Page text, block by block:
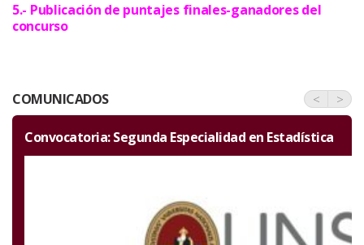
5.- Publicación de puntajes finales-ganadores del
concurso
COMUNICADOS < >
Invitación por el aniversario de la Facultad de
Ciencias Naturales y Formales